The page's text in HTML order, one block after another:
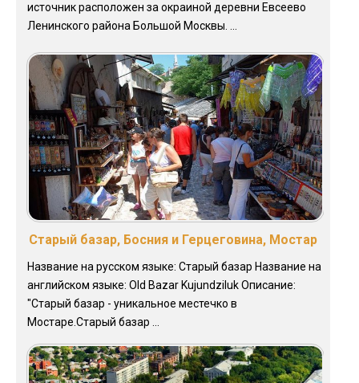
источник расположен за окраиной деревни Евсеево
Ленинского района Большой Москвы. ...
Старый базар, Босния и Герцеговина, Мостар
Название на русском языке: Старый базар Название на
английском языке: Old Bazar Kujundziluk Описание:
"Старый базар - уникальное местечко в
Мостаре.Старый базар ...